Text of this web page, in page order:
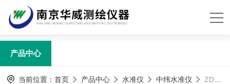
产品中心
当前位置： 首页 产品中心 水准仪 中纬水准仪 ZDL700中纬电子水准仪